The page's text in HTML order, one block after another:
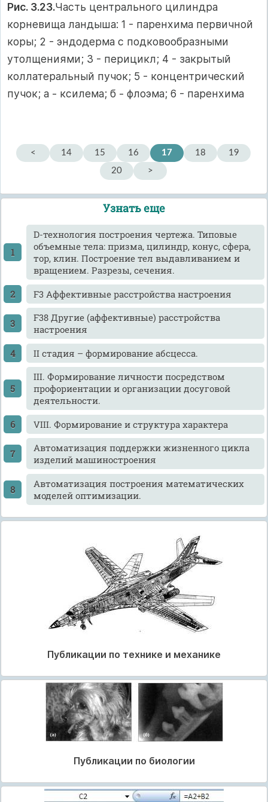
Рис. 3.23.Часть центрального цилиндра
корневища ландыша: 1 - паренхима первичной
коры; 2 - эндодерма с подковообразными
утолщениями; 3 - перицикл; 4 - закрытый
коллатеральный пучок; 5 - концентрический
пучок; а - ксилема; б - флоэма; 6 - паренхима
< 14 15 16 17 18
19
20
>
Узнать еще
D-технология построения чертежа. Типовые
объемные тела: призма, цилиндр, конус, сфера,
тор, клин. Построение тел выдавливанием и
вращением. Разрезы, сечения.
F3 Аффективные расстройства настроения
F38 Другие (аффективные) расстройства
настроения
II стадия – формирование абсцесса.
III. Формирование личности посредством
профориентации и организации досуговой
деятельности.
VIII. Формирование и структура характера
Автоматизация поддержки жизненного цикла
изделий машиностроения
Автоматизация построения математических
моделей оптимизации.
Публикации по технике и механике
Публикации по биологии